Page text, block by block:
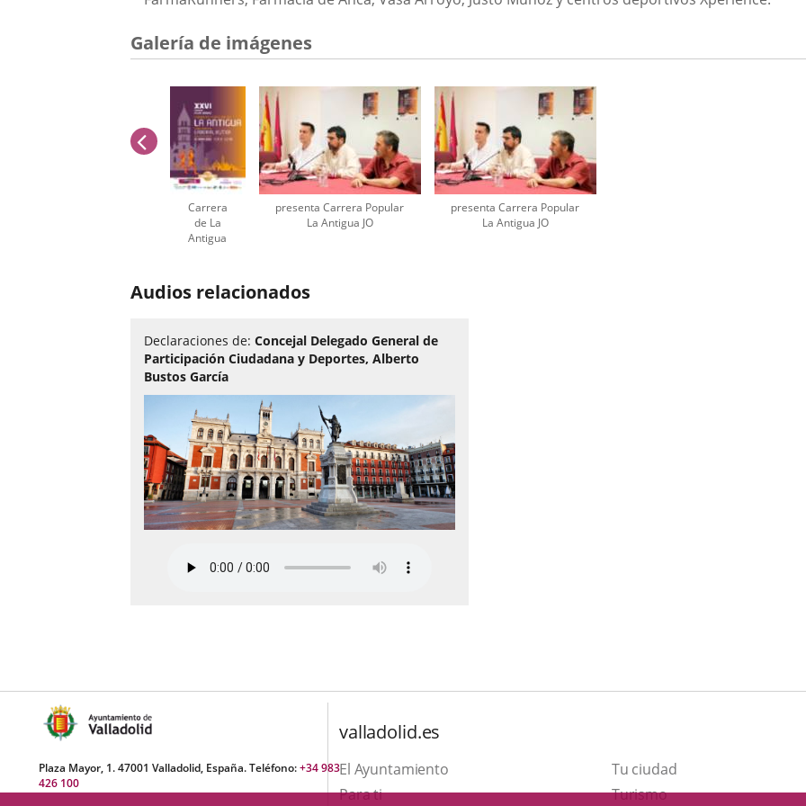
Galería de imágenes
Carrera
de La
Antigua
presenta Carrera Popular
La Antigua JO
presenta Carrera Popular
La Antigua JO
diapositivas:
anterior
Audios relacionados
Declaraciones de:Concejal Delegado General de
Participación Ciudadana y Deportes, Alberto
Bustos García
Plaza Mayor, 1. 47001 Valladolid, España. Teléfono:+34 983
426 100
valladolid.es
El Ayuntamiento
Tu ciudad
Para ti
TurismoEste